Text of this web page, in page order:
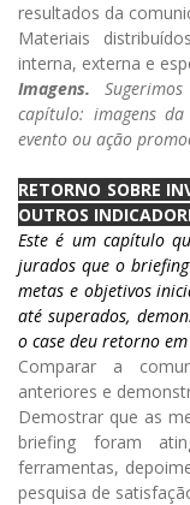
resultados da
Materiais
interna, externa e
Imagens.
capítulo: imagens
evento ou ação
RETORNO SOBRE
OUTROS
Este é um capítulo
jurados que o
metas e objetivos
até superados,
o case deu retorno
Comparar a
anteriores e
Demostrar que as
briefing foram
ferramentas,
pesquisa de